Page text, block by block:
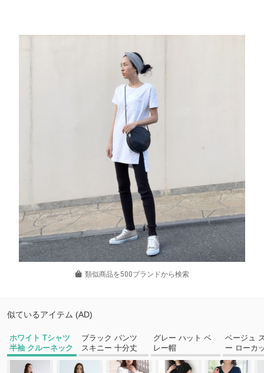
類似商品を500ブランドから検索